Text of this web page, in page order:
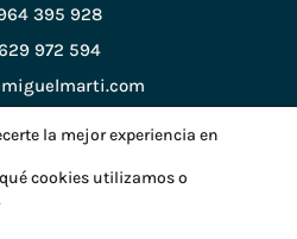
395 928
972 594
de Privacidad
de Cookies
la mejor experiencia en
cookies utilizamos o